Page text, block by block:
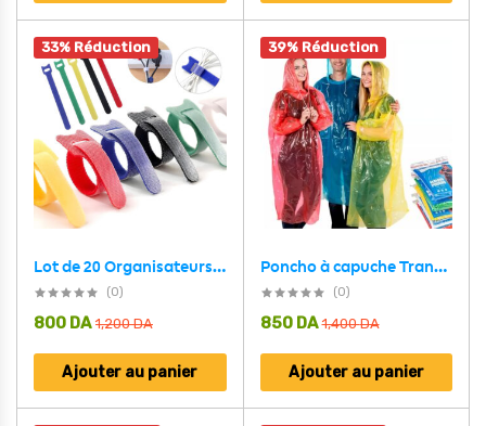
33% Réduction
Lot de 20 Organisateurs de câble réglables réutilisable
(0)
1,200DA
800 DA
Ajouter au panier
39% Réduction
Poncho à capuche Transparent imperméable Pour Adulte protection d’urgence
(0)
1,400DA
850 DA
Ajouter au panier